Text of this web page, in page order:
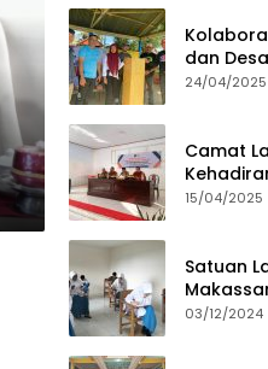
dan
Sentra
24/04/2025
Camat
PoltekMu
15/04/2025
Satuan
Direktur:
03/12/2024